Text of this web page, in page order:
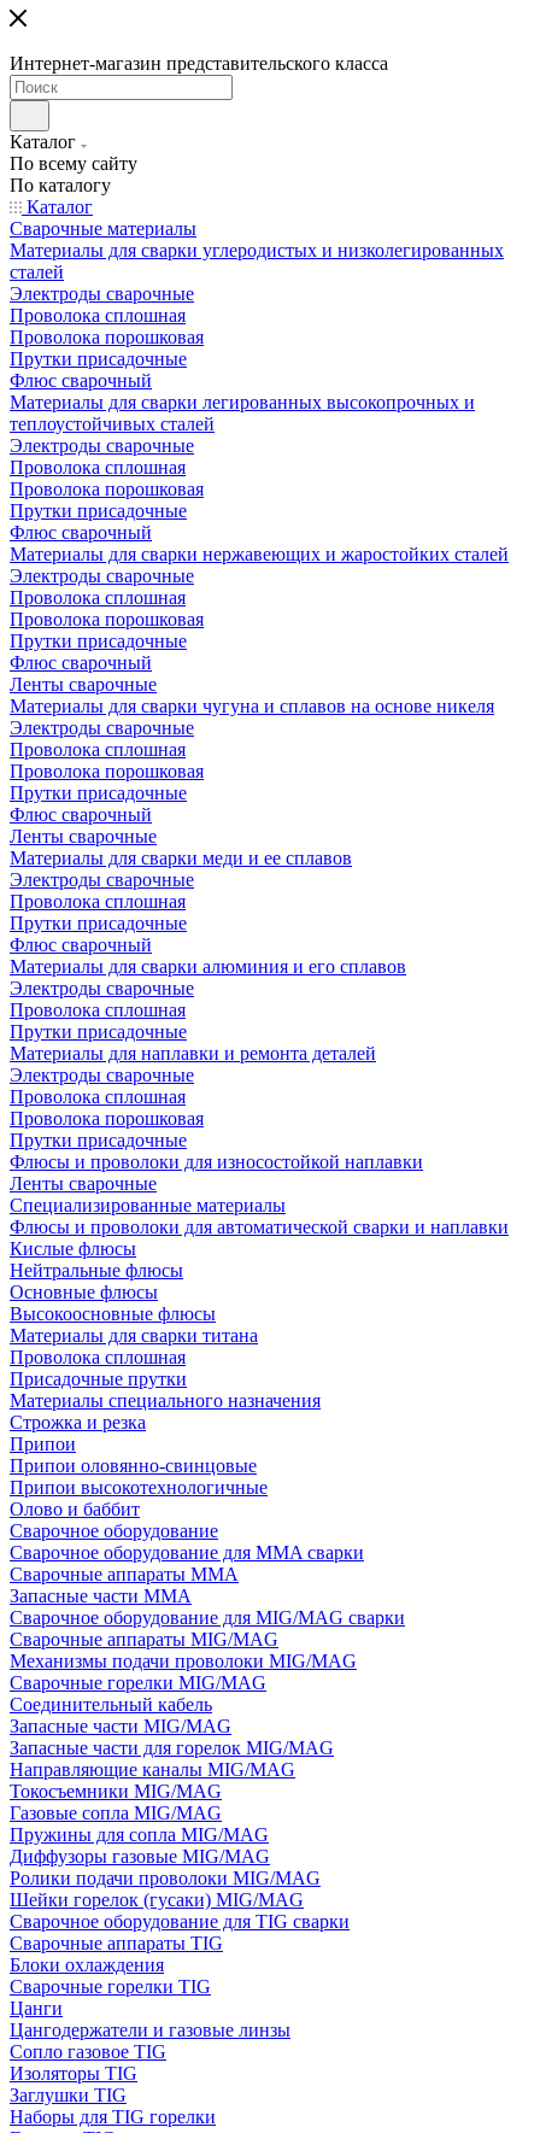
Интернет-магазин представительского класса
Каталог
По всему сайту
По каталогу
Каталог
Сварочные материалы
Материалы для сварки углеродистых и низколегированных
сталей
Электроды сварочные
Проволока сплошная
Проволока порошковая
Прутки присадочные
Флюс сварочный
Материалы для сварки легированных высокопрочных и
теплоустойчивых сталей
Электроды сварочные
Проволока сплошная
Проволока порошковая
Прутки присадочные
Флюс сварочный
Материалы для сварки нержавеющих и жаростойких сталей
Электроды сварочные
Проволока сплошная
Проволока порошковая
Прутки присадочные
Флюс сварочный
Ленты сварочные
Материалы для сварки чугуна и сплавов на основе никеля
Электроды сварочные
Проволока сплошная
Проволока порошковая
Прутки присадочные
Флюс сварочный
Ленты сварочные
Материалы для сварки меди и ее сплавов
Электроды сварочные
Проволока сплошная
Прутки присадочные
Флюс сварочный
Материалы для сварки алюминия и его сплавов
Электроды сварочные
Проволока сплошная
Прутки присадочные
Материалы для наплавки и ремонта деталей
Электроды сварочные
Проволока сплошная
Проволока порошковая
Прутки присадочные
Флюсы и проволоки для износостойкой наплавки
Ленты сварочные
Специализированные материалы
Флюсы и проволоки для автоматической сварки и наплавки
Кислые флюсы
Нейтральные флюсы
Основные флюсы
Высокоосновные флюсы
Материалы для сварки титана
Проволока сплошная
Присадочные прутки
Материалы специального назначения
Строжка и резка
Припои
Припои оловянно-свинцовые
Припои высокотехнологичные
Олово и баббит
Сварочное оборудование
Сварочное оборудование для MMA сварки
Сварочные аппараты MMA
Запасные части MMA
Сварочное оборудование для MIG/MAG сварки
Сварочные аппараты MIG/MAG
Механизмы подачи проволоки MIG/MAG
Сварочные горелки MIG/MAG
Соединительный кабель
Запасные части MIG/MAG
Запасные части для горелок MIG/MAG
Направляющие каналы MIG/MAG
Токосъемники MIG/MAG
Газовые сопла MIG/MAG
Пружины для сопла MIG/MAG
Диффузоры газовые MIG/MAG
Ролики подачи проволоки MIG/MAG
Шейки горелок (гусаки) MIG/MAG
Сварочное оборудование для TIG сварки
Сварочные аппараты TIG
Блоки охлаждения
Сварочные горелки TIG
Цанги
Цангодержатели и газовые линзы
Сопло газовое TIG
Изоляторы TIG
Заглушки TIG
Наборы для TIG горелки